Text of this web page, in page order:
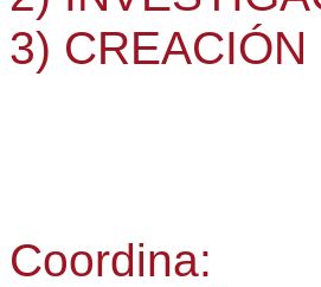
3) CREACIÓN
Coordina: